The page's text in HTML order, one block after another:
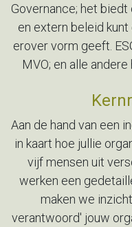
Governance; het
en extern beleid
erover vorm geeft.
MVO; en alle
Aan de hand van een
in kaart hoe jullie
vijf mensen uit
werken een
maken we
verantwoord' jouw